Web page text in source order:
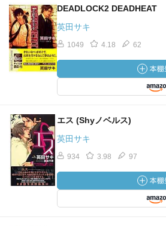
DEADLOCK2 DEADHEAT
英田サキ
1049 4.18 62
エス (Shyノベルス)
英田サキ
934 3.98 97